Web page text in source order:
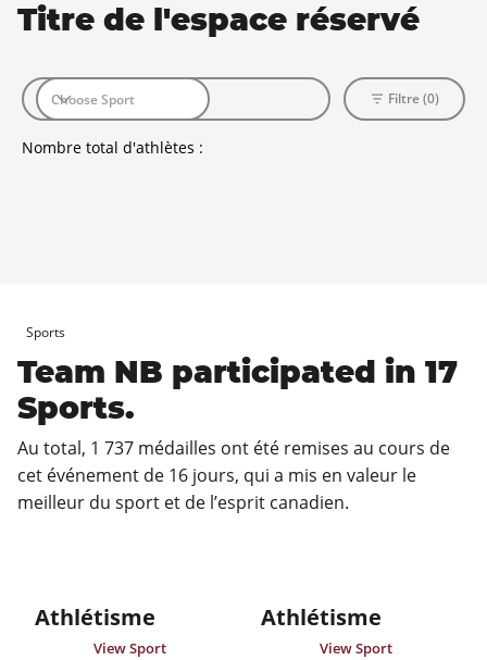
Sports
Team NB participated in 17
Sports.
Au total, 1 737 médailles ont été remises au cours de
cet événement de 16 jours, qui a mis en valeur le
meilleur du sport et de l’esprit canadien.
Titre de l'espace réservé
Nombre total d'athlètes :
Filtre (0)
Athlétisme
View Sport
Athlétisme
View Sport